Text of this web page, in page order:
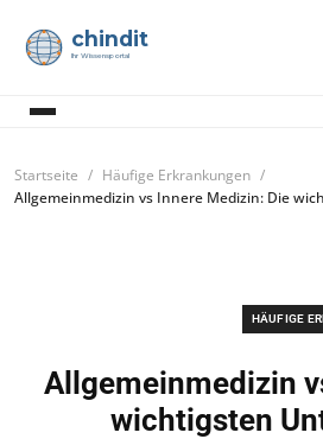
chindit
Ihr Wissensportal
Startseite
Häufige Erkrankungen
Allgemeinmedizin vs Innere Medizin: Die
HÄUFIGE
Allgemeinmedizin
wichtigsten